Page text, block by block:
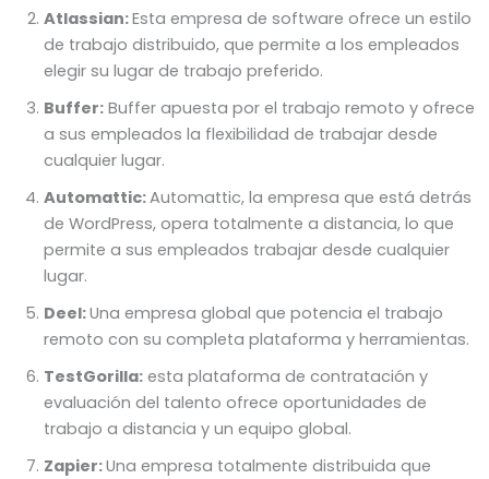
Atlassian:Esta empresa de software ofrece un estilo
de trabajo distribuido, que permite a los empleados
elegir su lugar de trabajo preferido.
Buffer: Buffer apuesta por el trabajo remoto y ofrece
a sus empleados la flexibilidad de trabajar desde
cualquier lugar.
Automattic:Automattic, la empresa que está detrás
de WordPress, opera totalmente a distancia, lo que
permite a sus empleados trabajar desde cualquier
lugar.
Deel:Una empresa global que potencia el trabajo
remoto con su completa plataforma y herramientas.
TestGorilla: esta plataforma de contratación y
evaluación del talento ofrece oportunidades de
trabajo a distancia y un equipo global.
Zapier:Una empresa totalmente distribuida que